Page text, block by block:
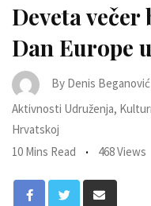
Deveta
Dan Europe
By Denis Beganović
Aktivnosti Udruženja,
Hrvatskoj
10 Mins Read
468 Views